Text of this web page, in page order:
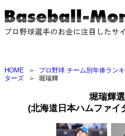
HOME ＞ プロ野球 チーム別年俸ラン
ターズ
＞ 堀瑞輝
堀瑞輝
(北海道日本ハムファイ